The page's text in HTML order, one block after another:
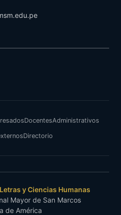
DocentesAdministrativos
Directorio
y Ciencias Humanas
Mayor de San Marcos
de América